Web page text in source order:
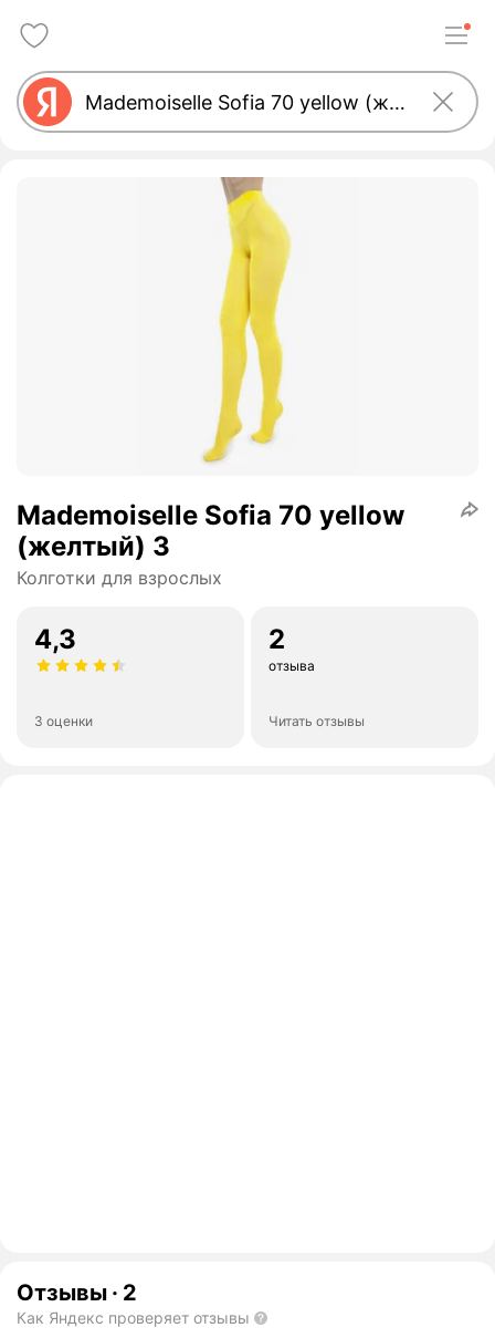
Mademoiselle Sofia 70 yellow
(желтый) 3
Колготки для взрослых
4,3
3 оценки
2
отзыва
Читать отзывы
Отзывы · 2
Как Яндекс проверяет отзывы